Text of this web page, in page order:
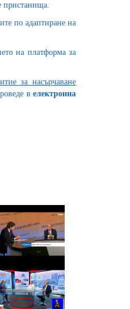
пристанища.
по адаптиране на
на платформа за
за насърчаване
велектронна